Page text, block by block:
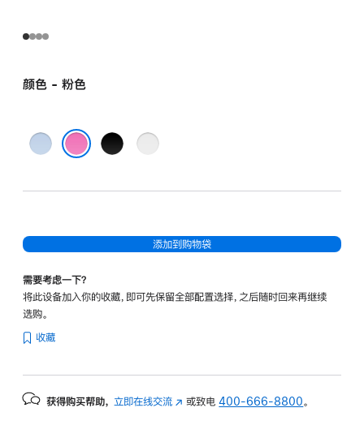
颜色 - 粉色
蓝
黑
灰
添加到购物袋
需要考虑一下？
将此设备加入你的收藏，即可先保留全部配置选择，之后随时回来再继续
选购。
收藏
获得购买帮助， 立即在线交流 (在 或致电400-666-8800。